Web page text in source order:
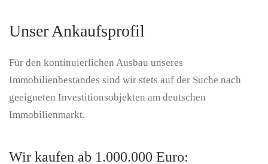
Unser Ankaufsprofil
Für den kontinuierlichen Ausbau unseres
Immobilienbestandes sind wir stets auf der Suche nach
geeigneten Investitionsobjekten am deutschen
Immobilienmarkt.
Wir kaufen ab 1.000.000 Euro: